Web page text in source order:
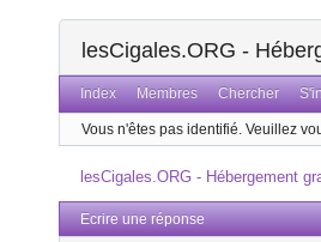
lesCigales.ORG -
Index Membres Chercher
Vous n'êtes pas identifié. Veuillez
lesCigales.ORG - Hébergement
Ecrire une réponse